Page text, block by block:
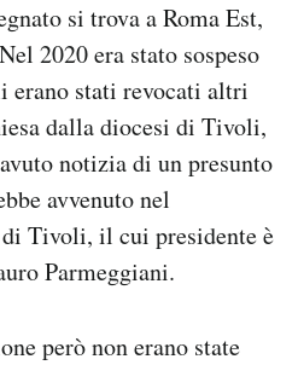
si trova a Roma Est,
2020 era stato sospeso
erano stati revocati altri
dalla diocesi di Tivoli,
notizia di un presunto
avvenuto nel
Tivoli, il cui presidente è
Parmeggiani.
però non erano state